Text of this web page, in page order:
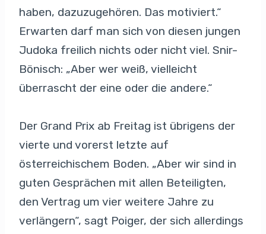
haben, dazuzugehören. Das motiviert.“
Erwarten darf man sich von diesen jungen
Judoka freilich nichts oder nicht viel. Snir-
Bönisch: „Aber wer weiß, vielleicht
überrascht der eine oder die andere.“
Der Grand Prix ab Freitag ist übrigens der
vierte und vorerst letzte auf
österreichischem Boden. „Aber wir sind in
guten Gesprächen mit allen Beteiligten,
den Vertrag um vier weitere Jahre zu
verlängern“, sagt Poiger, der sich allerdings